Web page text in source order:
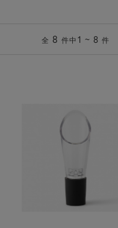
全 8 件中1 ~ 8 件